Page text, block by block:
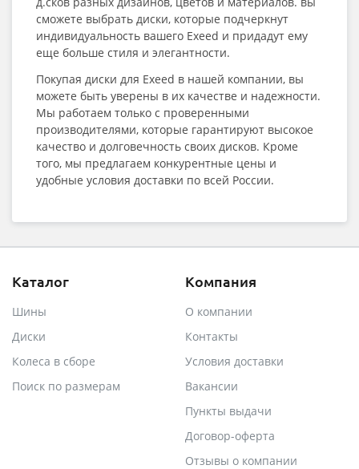
сможете выбрать диски, которые подчеркнут
индивидуальность вашего Exeed и придадут ему
еще больше стиля и элегантности.
Покупая диски для Exeed в нашей компании, вы
можете быть уверены в их качестве и надежности.
Мы работаем только с проверенными
производителями, которые гарантируют высокое
качество и долговечность своих дисков. Кроме
того, мы предлагаем конкурентные цены и
удобные условия доставки по всей России.
Каталог
Шины
Диски
Колеса в сборе
Поиск по размерам
Компания
О компании
Контакты
Условия доставки
Вакансии
Пункты выдачи
Договор-оферта
Отзывы о компании